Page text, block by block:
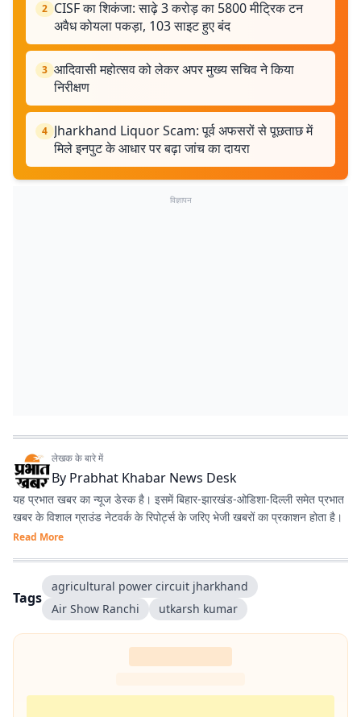
2 CISF का शिकंजा: साढ़े 3 करोड़ का 5800 मीट्रिक टन
अवैध कोयला पकड़ा, 103 साइट हुए बंद
3 आदिवासी महोत्सव को लेकर अपर मुख्य सचिव ने किया
निरीक्षण
4 Jharkhand Liquor Scam: पूर्व अफसरों से पूछताछ में
मिले इनपुट के आधार पर बढ़ा जांच का दायरा
विज्ञापन
लेखक के बारे में
By Prabhat Khabar News Desk
यह प्रभात खबर का न्यूज डेस्क है। इसमें बिहार-झारखंड-ओडिशा-दिल्‍ली समेत प्रभात
खबर के विशाल ग्राउंड नेटवर्क के रिपोर्ट्स के जरिए भेजी खबरों का प्रकाशन होता है।
Read More
Tags
agricultural power circuit jharkhand
Air Show Ranchi
utkarsh kumar